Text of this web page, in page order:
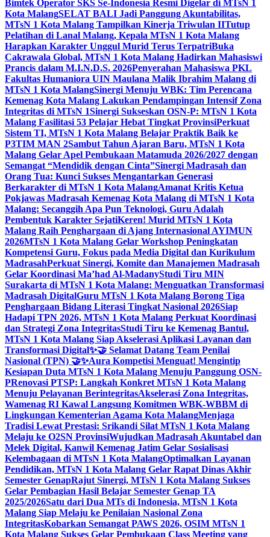
Bimtek Operator SKS Se-Indonesia Resmi Digelar di MTsN 1
Kota MalangSELAT BALI Jadi Panggung Akuntabilitas,
MTsN 1 Kota Malang Tampilkan Kinerja Triwulan IITutup
Pelatihan di Lanal Malang, Kepala MTsN 1 Kota Malang
Harapkan Karakter Unggul Murid Terus TerpatriBuka
Cakrawala Global, MTsN 1 Kota Malang Hadirkan Mahasiswi
Prancis dalam M.I.N.D.S. 2026Penyerahan Mahasiswa PKL
Fakultas Humaniora UIN Maulana Malik Ibrahim Malang di
MTsN 1 Kota MalangSinergi Menuju WBK: Tim Perencana
Kemenag Kota Malang Lakukan Pendampingan Intensif Zona
Integritas di MTsN 1Sinergi Sukseskan OSN-P: MTsN 1 Kota
Malang Fasilitasi 53 Pelajar Hebat Tingkat ProvinsiPerkuat
Sistem TI, MTsN 1 Kota Malang Belajar Praktik Baik ke
P3TIM MAN 2Sambut Tahun Ajaran Baru, MTsN 1 Kota
Malang Gelar Apel Pembukaan Matamuda 2026/2027 dengan
Semangat “Mendidik dengan Cinta”Sinergi Madrasah dan
Orang Tua: Kunci Sukses Mengantarkan Generasi
Berkarakter di MTsN 1 Kota MalangAmanat Kritis Ketua
Pokjawas Madrasah Kemenag Kota Malang di MTsN 1 Kota
Malang: Secanggih Apa Pun Teknologi, Guru Adalah
Pembentuk Karakter SejatiKeren! Murid MTsN 1 Kota
Malang Raih Penghargaan di Ajang Internasional AYIMUN
2026MTsN 1 Kota Malang Gelar Workshop Peningkatan
Kompetensi Guru, Fokus pada Media Digital dan Kurikulum
MadrasahPerkuat Sinergi, Komite dan Manajemen Madrasah
Gelar Koordinasi Ma’had Al-MadanyStudi Tiru MIN
Surakarta di MTsN 1 Kota Malang: Menguatkan Transformasi
Madrasah DigitalGuru MTsN 1 Kota Malang Borong Tiga
Penghargaan Bidang Literasi Tingkat Nasional 2026Siap
Hadapi TPN 2026, MTsN 1 Kota Malang Perkuat Koordinasi
dan Strategi Zona IntegritasStudi Tiru ke Kemenag Bantul,
MTsN 1 Kota Malang Siap Akselerasi Aplikasi Layanan dan
Transformasi Digital✨🤝 Selamat Datang Team Penilai
Nasional (TPN) 🤝✨Aura Kompetisi Menguat! Mengintip
Kesiapan Duta MTsN 1 Kota Malang Menuju Panggung OSN-
PRenovasi PTSP: Langkah Konkret MTsN 1 Kota Malang
Menuju Pelayanan BerintegritasAkselerasi Zona Integritas,
Wamenag RI Kawal Langsung Komitmen WBK-WBBM di
Lingkungan Kementerian Agama Kota MalangMenjaga
Tradisi Lewat Prestasi: Srikandi Silat MTsN 1 Kota Malang
Melaju ke O2SN ProvinsiWujudkan Madrasah Akuntabel dan
Melek Digital, Kanwil Kemenag Jatim Gelar Sosialisasi
Kelembagaan di MTsN 1 Kota MalangOptimalkan Layanan
Pendidikan, MTsN 1 Kota Malang Gelar Rapat Dinas Akhir
Semester GenapRajut Sinergi, MTsN 1 Kota Malang Sukses
Gelar Pembagian Hasil Belajar Semester Genap TA
2025/2026Satu dari Dua MTs di Indonesia, MTsN 1 Kota
Malang Siap Melaju ke Penilaian Nasional Zona
IntegritasKobarkan Semangat PAWS 2026, OSIM MTsN 1
Kota Malang Sukses Gelar Pembukaan Class Meeting yang